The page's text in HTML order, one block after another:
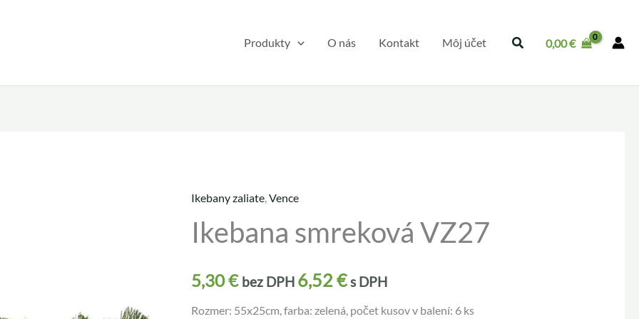
Produkty O nás Kontakt Môj účet 0,00€
Ikebany zaliate,Vence
Ikebana smreková VZ27
5,30€ bez DPH 6,52€s DPH
Rozmer: 55x25cm, farba: zelená, počet kusov v balení: 6 ks
množstvo
Ikebana
smreková